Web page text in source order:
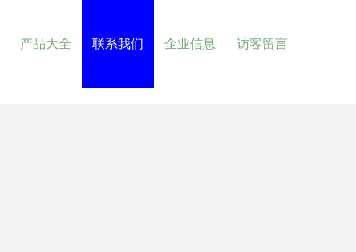
产品大全 联系我们 企业信息 访客留言